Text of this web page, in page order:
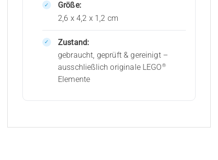
Größe:
2,6 x 4,2 x 1,2 cm
Zustand:
gebraucht, geprüft & gereinigt –
ausschließlich originale LEGO®
Elemente